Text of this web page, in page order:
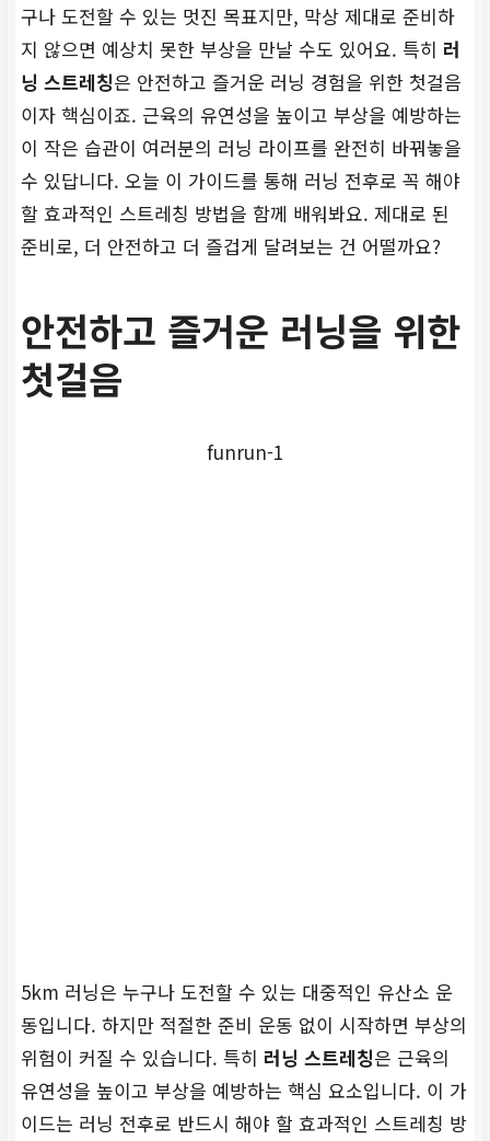
구나 도전할 수 있는 멋진 목표지만, 막상 제대로 준비하
지 않으면 예상치 못한 부상을 만날 수도 있어요. 특히 러
닝 스트레칭은 안전하고 즐거운 러닝 경험을 위한 첫걸음
이자 핵심이죠. 근육의 유연성을 높이고 부상을 예방하는
이 작은 습관이 여러분의 러닝 라이프를 완전히 바꿔놓을
수 있답니다. 오늘 이 가이드를 통해 러닝 전후로 꼭 해야
할 효과적인 스트레칭 방법을 함께 배워봐요. 제대로 된
준비로, 더 안전하고 더 즐겁게 달려보는 건 어떨까요?
안전하고 즐거운 러닝을 위한
첫걸음
funrun-1
5km 러닝은 누구나 도전할 수 있는 대중적인 유산소 운
동입니다. 하지만 적절한 준비 운동 없이 시작하면 부상의
위험이 커질 수 있습니다. 특히 러닝 스트레칭은 근육의
유연성을 높이고 부상을 예방하는 핵심 요소입니다. 이 가
이드는 러닝 전후로 반드시 해야 할 효과적인 스트레칭 방